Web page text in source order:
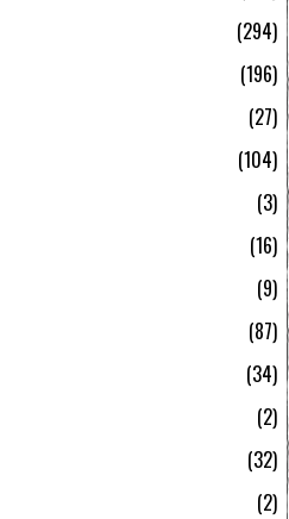
294
196
27
104
3
16
9
87
34
2
32
2